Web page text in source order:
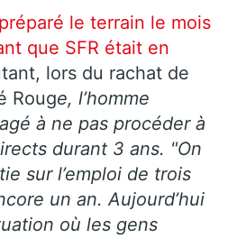
le terrain le mois
que SFR était en
lors du rachat de
Rouge, l’homme
à ne pas procéder à
durant 3 ans. "On
sur l’emploi de trois
un an. Aujourd’hui
où les gens